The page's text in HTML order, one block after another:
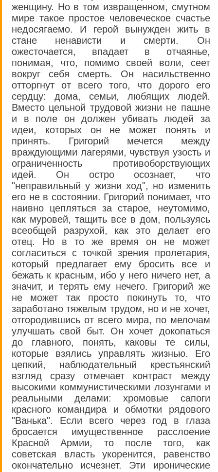
женщину. Но в том извращенном, смутном
мире такое простое человеческое счастье
недосягаемо. И герой вынужден жить в
стане ненависти и смерти. Он
ожесточается, впадает в отчаянье,
понимая, что, помимо своей воли, сеет
вокруг себя смерть. Он насильственно
отторгнут от всего того, что дорого его
сердцу: дома, семьи, любящих людей.
Вместо цельной трудовой жизни не пашне
и в поле он должен убивать людей за
идеи, которых он не может понять и
принять. Григорий мечется между
враждующими лагерями, чувствуя узость и
ограниченность противоборствующих
идей. Он остро осознает, что
"неправильный у жизни ход", но изменить
его не в состоянии. Григорий понимает, что
наивно цепляться за старое, неутомимо,
как муровей, тащить все в дом, пользуясь
всеобщей разрухой, как это делает его
отец. Но в то же время он не может
согласиться с точкой зрения пролетария,
который предлагает ему бросить все и
бежать к красным, ибо у него ничего нет, а
значит, и терять ему нечего. Григорий же
не может так просто покинуть то, что
заработано тяжелым трудом, но и не хочет,
отгородившись от всего мира, по мелочам
улучшать свой быт. Он хочет докопаться
до главного, понять, каковы те силы,
которые взялись управлять жизнью. Его
цепкий, наблюдательный крестьянский
взгляд сразу отмечает контраст между
высокими коммунистическими лозунгами и
реальными делами: хромовые сапоги
красного командира и обмотки рядового
"Ванька". Если всего через год в глаза
бросается имущественное расслоение
Красной Армии, то после того, как
советская власть укоренится, равенство
окончательно исчезнет. Эти иронические